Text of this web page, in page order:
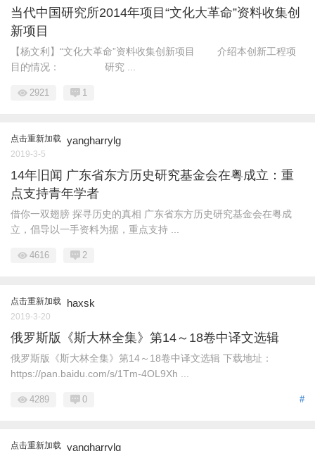
当代中国研究所2014年项目“文化大革命”资料收集创
新项目
【杨文利】“文化大革命”资料收集创新项目 介绍本创新工程项
目的情况： 研究 ...
2921 1
点击重新加载 yangharrylg
2019-3-5
14年旧闻 广东省东方历史研究基金会在粤成立：重
点支持青年学者
借你一双翅膀 探寻历史的真相 广东省东方历史研究基金会在粤成
立，倡导以一手资料为据，重点支持 ...
4616 2
点击重新加载 haxsk
2019-3-20
俄罗斯版《斯大林全集》第14～18卷中译文选辑
俄罗斯版《斯大林全集》第14～18卷中译文选辑 下载地址：
https://pan.baidu.com/s/1Tm-4OL9Xh ...
#
4289 0
点击重新加载 yangharrylg